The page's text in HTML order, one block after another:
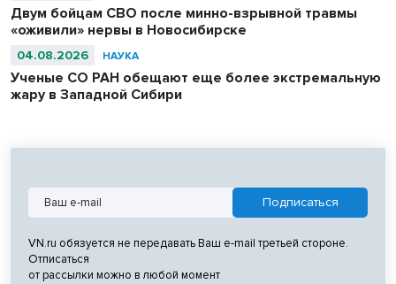
Двум бойцам СВО после минно-взрывной травмы
«оживили» нервы в Новосибирске
04.08.2026 НАУКА
Ученые СО РАН обещают еще более экстремальную
жару в Западной Сибири
VN.ru обязуется не передавать Ваш e-mail третьей стороне.
Отписаться
от рассылки можно в любой момент